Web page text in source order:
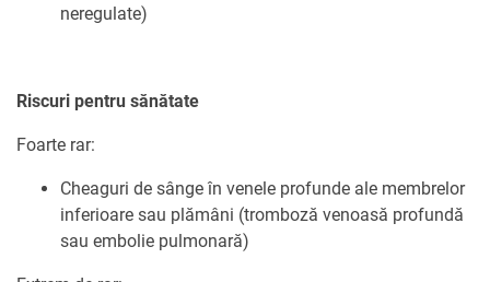
neregulate)
Riscuri pentru sănătate
Foarte rar:
Cheaguri de sânge în venele profunde ale membrelor
inferioare sau plămâni (tromboză venoasă profundă
sau embolie pulmonară)